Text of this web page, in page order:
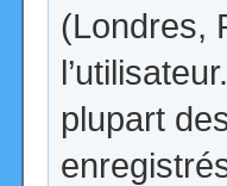
(Londres,
plupart